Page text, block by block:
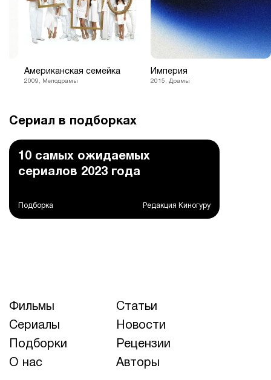
Американская семейка
2009, Мелодрамы
Империя
2015, Драмы
Сериал в подборках
10 самых ожидаемых
сериалов 2023 года
Подборка Редакция Киногуру
Фильмы
Статьи
Сериалы
Новости
Подборки
Рецензии
О нас
Авторы